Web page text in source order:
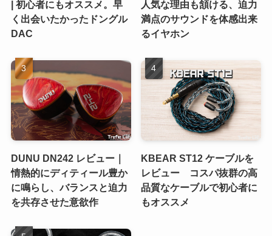
| 初心者にもオススメ。早
く出会いたかったドングル
DAC
人気な理由も頷ける、迫力
満点のサウンドを体感出来
るイヤホン
DUNU DN242 レビュー｜
情熱的にディティール豊か
に鳴らし、バランスと迫力
を共存させた意欲作
KBEAR ST12 ケーブルを
レビュー コスパ抜群の高
品質なケーブルで初心者に
もオススメ